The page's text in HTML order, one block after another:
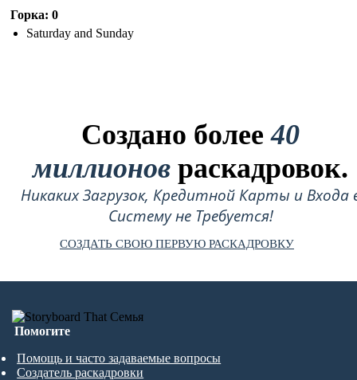
Горка: 0
Saturday and Sunday
Создано более40
миллионов раскадровок.
Никаких Загрузок, Кредитной Карты и Входа
Систему не Требуется!
СОЗДАТЬ СВОЮ ПЕРВУЮ РАСКАДРОВКУ
Помогите
Помощь и часто задаваемые вопросы
Создатель раскадровки